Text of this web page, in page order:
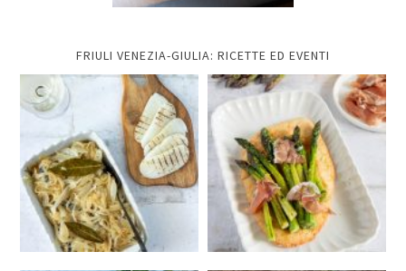
FRIULI VENEZIA-GIULIA: RICETTE ED EVENTI